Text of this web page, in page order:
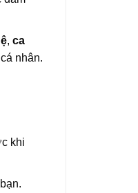
, ca
nhân.
khi